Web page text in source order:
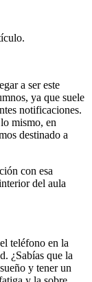
a ser este
ya que suele
notificaciones.
mismo, en
destinado a
con esa
del aula
teléfono en la
¿Sabías que la
y tener un